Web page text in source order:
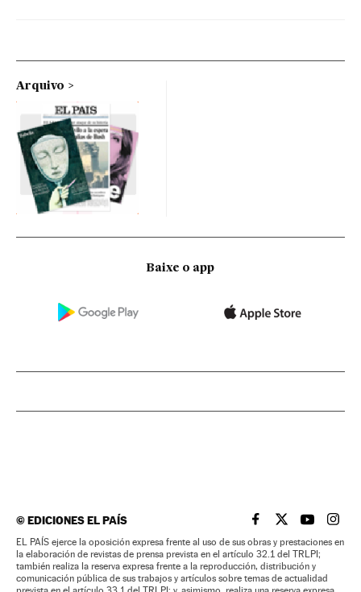
Arquivo
Baixe o app
©EDICIONES EL PAÍS EL PAÍS BRASIL EN
EL PAÍSEL PAÍS
EL
EL PAÍS ejerce la oposición expresa frente al uso de sus obras y prestaciones en
la elaboración de revistas de prensa prevista en el artículo 32.1 del TRLPI;
también realiza la reserva expresa frente a la reproducción, distribución y
comunicación pública de sus trabajos y artículos sobre temas de actualidad